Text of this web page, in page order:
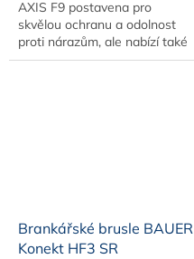
AXIS F9 postavena pro
skvělou ochranu a odolnost
proti nárazům, ale nabízí také
výkonnostní výhody
Brankářské brusle BAUER
Konekt HF3 SR